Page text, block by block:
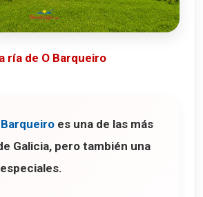
ría de O Barqueiro
es una de las más
Galicia, pero también una